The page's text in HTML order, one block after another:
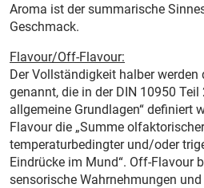
Aroma ist der summarische
Geschmack.
Flavour/Off-Flavour:
Der Vollständigkeit halber werden
genannt, die in der DIN 10950
allgemeine Grundlagen“ definiert
Flavour die „Summe
temperaturbedingter und/oder
Eindrücke im Mund“. Off-Flavour
sensorische Wahrnehmungen